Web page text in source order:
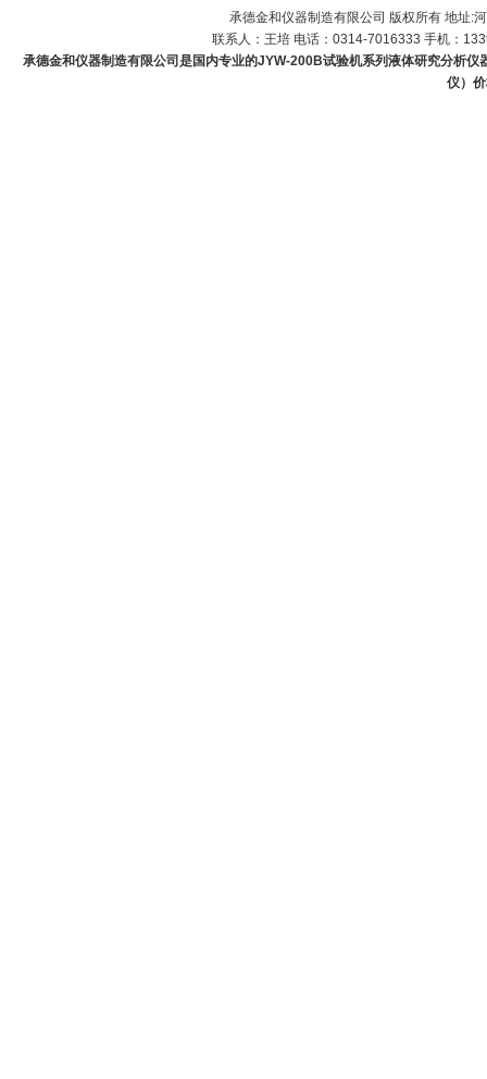
承德金和仪器制造有限公司 版权所有 地址:
联系人：王培 电话：0314-7016333 手机：
承德金和仪器制造有限公司是国内专业的JYW-200B试验机系列液体研究分析
仪）